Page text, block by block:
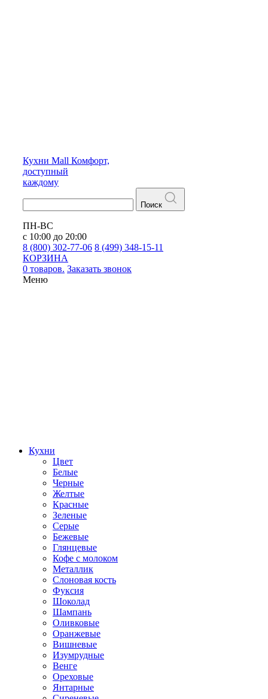
Кухни Mall Комфорт,
доступный
каждому
Поиск
ПН-ВС
с 10:00 до 20:00
8 (800) 302-77-06 8 (499) 348-15-11
КОРЗИНА
0 товаров. Заказать звонок
Меню
Кухни
Цвет
Белые
Черные
Желтые
Красные
Зеленые
Серые
Бежевые
Глянцевые
Кофе с молоком
Металлик
Слоновая кость
Фуксия
Шоколад
Шампань
Оливковые
Оранжевые
Вишневые
Изумрудные
Венге
Ореховые
Янтарные